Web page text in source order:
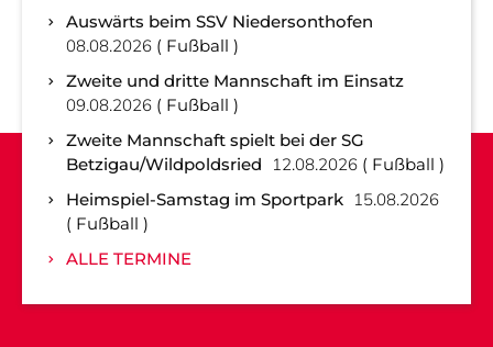
Auswärts beim SSV Niedersonthofen
08.08.2026
Fußball
Zweite und dritte Mannschaft im Einsatz
09.08.2026
Fußball
Zweite Mannschaft spielt bei der SG
Betzigau/Wildpoldsried
12.08.2026
Fußball
Heimspiel-Samstag im Sportpark 15.08.2026
Fußball
ALLE TERMINE